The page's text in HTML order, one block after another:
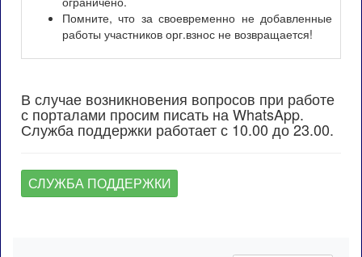
Помните, что за своевременно не добавленные
работы участников орг.взнос не возвращается!
В случае возникновения вопросов при работе
с порталами просим писать на WhatsApp.
Служба поддержки работает с 10.00 до 23.00.
СЛУЖБА ПОДДЕРЖКИ